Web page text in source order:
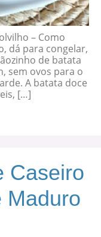
– Como
dá para congelar,
de batata
sem ovos para o
A batata doce
[…]
Caseiro
Maduro